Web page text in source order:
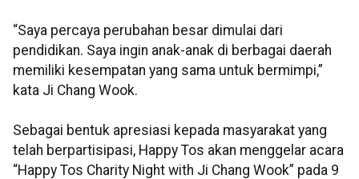
“Saya percaya perubahan besar dimulai dari
pendidikan. Saya ingin anak-anak di berbagai daerah
memiliki kesempatan yang sama untuk bermimpi,”
kata Ji Chang Wook.
Sebagai bentuk apresiasi kepada masyarakat yang
telah berpartisipasi, Happy Tos akan menggelar acara
“Happy Tos Charity Night with Ji Chang Wook” pada 9